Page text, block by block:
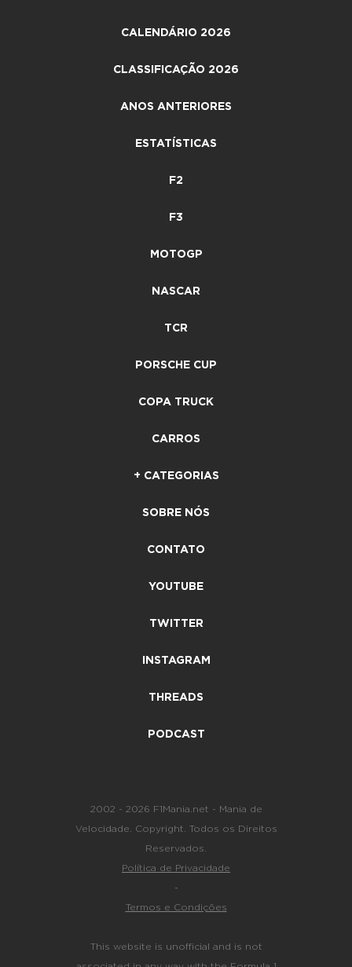
CALENDÁRIO 2026
CLASSIFICAÇÃO 2026
ANOS ANTERIORES
ESTATÍSTICAS
F2
F3
MOTOGP
NASCAR
TCR
PORSCHE CUP
COPA TRUCK
CARROS
+ CATEGORIAS
SOBRE NÓS
CONTATO
YOUTUBE
TWITTER
INSTAGRAM
THREADS
PODCAST
2002 - 2026 F1Mania.net - Mania de
Velocidade. Copyright. Todos os Direitos
Reservados.
Política de Privacidade
-
Termos e Condições
This website is unofficial and is not